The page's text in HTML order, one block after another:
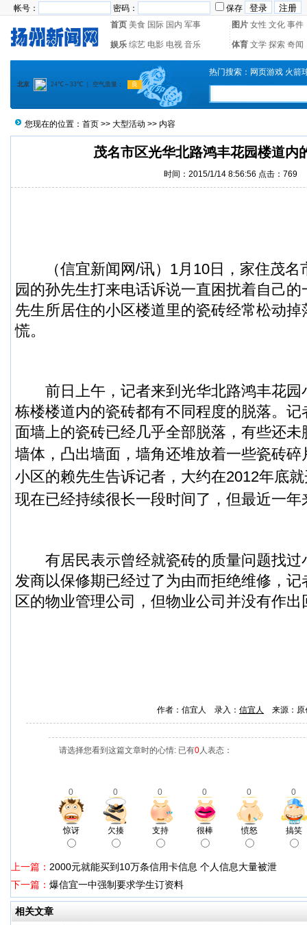
帐号： 密码：
保存
首页 美食 国际 国内 军事 图片 女性 文化 事件
娱乐 综艺 电影 电视 音乐 体育 文学 探索 奇闻
热门搜索： 网页游戏 火箭
您现在的位置： 首页 >> 大型活动 >> 内容
茂名市区光华北路鸿丰花园楼道内
时间：2015/1/14 8:56:56 点击： 769
（信宜新闻 网/讯）1月10日，家住茂
园的孙先生打来电话诉说一直困扰着自己
先生所居住的小区楼道里的瓷砖经常松动
慌。
前日上午，记者来到光华北路鸿丰花园
栋楼楼道内的瓷砖都有不同程度的脱落。
面墙上的瓷砖已经几乎全部脱落，有些还
墙体，凸出墙面，墙角还堆放着一些瓷砖碎
小区的赖先生告诉记者，大约在2012年底
现在已经持续很长一段时间了，但最近一年
有居民表示曾经就瓷砖的质量问题找过
发商以保修期已经过了为由而拒绝维修，
区的物业管理公司，但物业公司并没有作出
作者：信宜人 录入： 信宜人 来源：
请选择您看到这篇文章时的心情: 已有0人表态：
0 0 0 0 0 0
惊讶 欠揍 支持 很棒 愤怒 搞笑
上一篇： 2000元就能买到10万条信用卡信息 个人信息大量被泄
下一篇： 爆信宜一中强制要求学生订资料
相关文章